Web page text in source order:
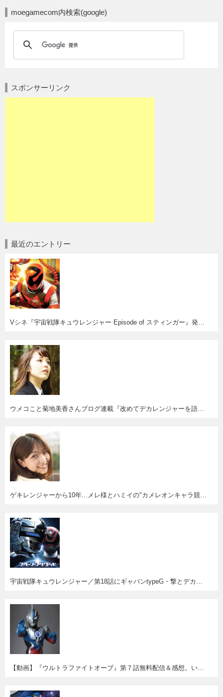
moegamecom内検索(google)
スポンサーリンク
最近のエントリー